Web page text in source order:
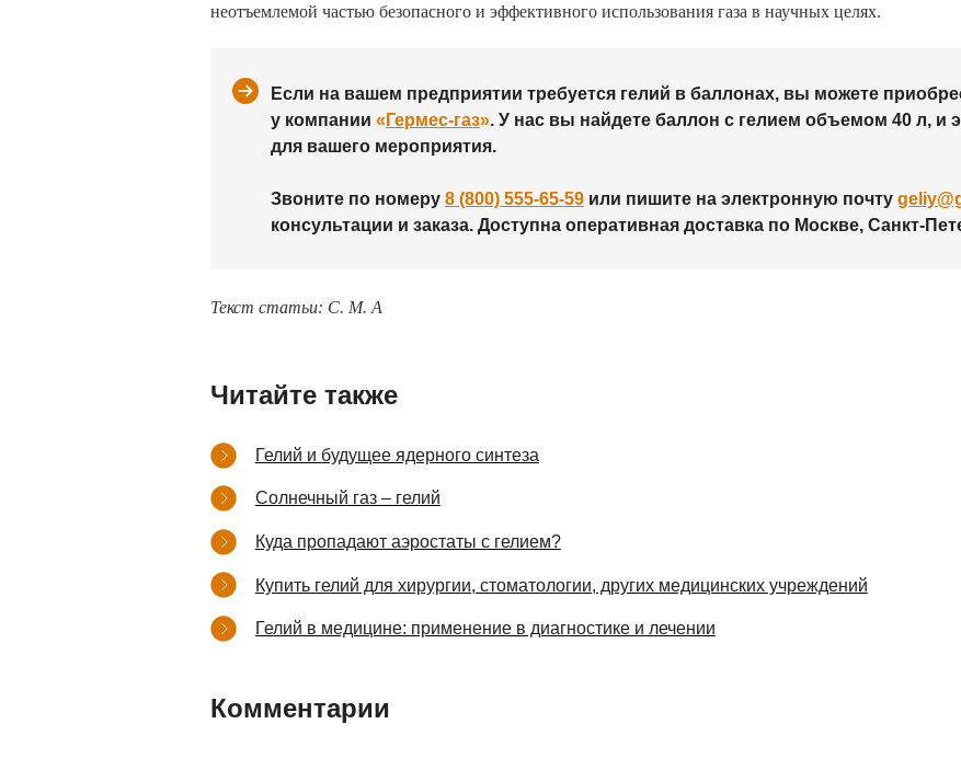
неотъемлемой частью безопасного и эффективного использования газа в научных целях.
Если на вашем предприятии требуется гелий в баллонах, вы можете
у компании « Гермес-газ». У нас вы найдете баллон с гелием объемом 40 л, и
для вашего мероприятия.
Звоните по номеру 8 (800) 555-65-59 или пишите на электронную почту
консультации и заказа. Доступна оперативная доставка по Москве, Санкт-
Текст статьи: С. М. А
Читайте также
Гелий и будущее ядерного синтеза
Солнечный газ – гелий
Куда пропадают аэростаты с гелием?
Купить гелий для хирургии, стоматологии, других медицинских учреждений
Гелий в медицине: применение в диагностике и лечении
Комментарии